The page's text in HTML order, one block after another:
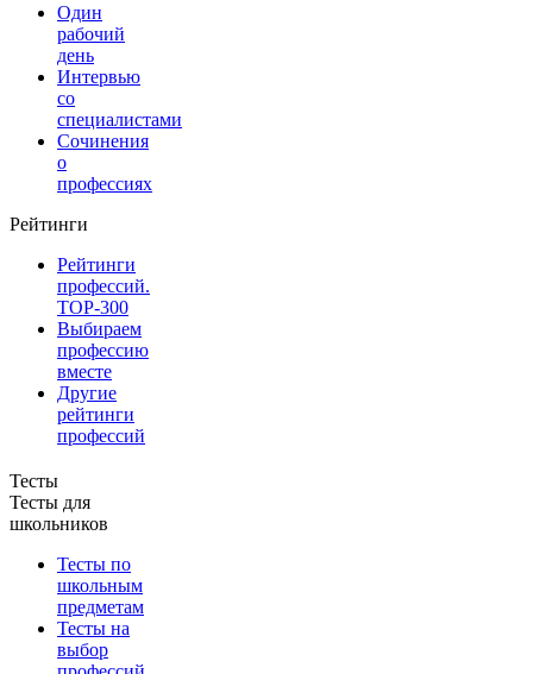
Один
рабочий
день
Интервью
со
специалистами
Сочинения
о
профессиях
Рейтинги
Рейтинги
профессий.
TOP-300
Выбираем
профессию
вместе
Другие
рейтинги
профессий
Тесты
Тесты для
школьников
Тесты по
школьным
предметам
Тесты на
выбор